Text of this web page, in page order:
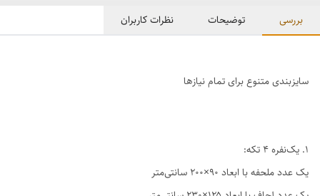
بررسی توضیحات نظرات کاربران
سایزبندی متنوع برای تمام نیازها
1. یک‌نفره ۴ تکه:
یک عدد ملحفه با ابعاد ۹۰×۲۰۰ سانتی‌متر